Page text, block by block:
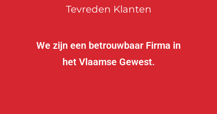
Tevreden Klanten
We zijn een betrouwbaar Firma in
het Vlaamse Gewest.